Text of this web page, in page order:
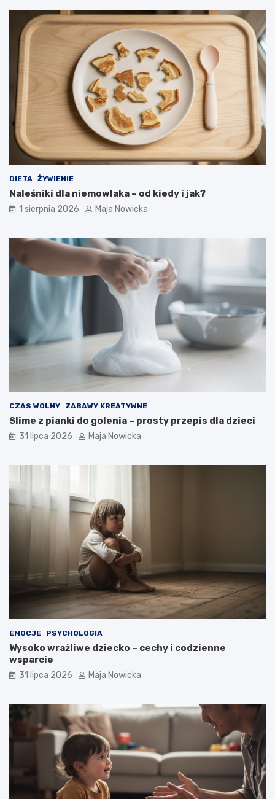
DIETA ŻYWIENIE
Naleśniki dla niemowlaka – od kiedy i jak?
1 sierpnia 2026 Maja Nowicka
CZAS WOLNY ZABAWY KREATYWNE
Slime z pianki do golenia – prosty przepis dla dzieci
31 lipca 2026 Maja Nowicka
EMOCJE PSYCHOLOGIA
Wysoko wrażliwe dziecko – cechy i codzienne
wsparcie
31 lipca 2026 Maja Nowicka